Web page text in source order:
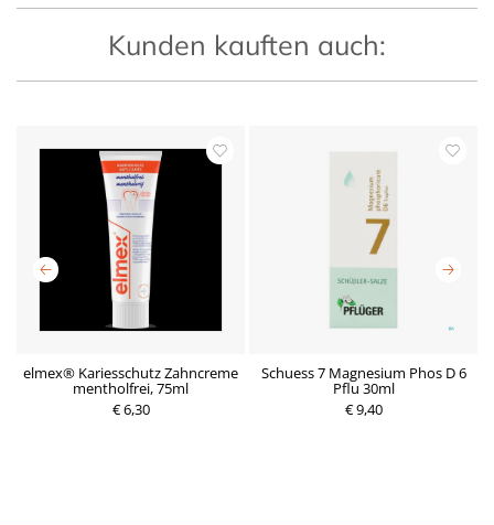
Kunden kauften auch:
elmex® Kariesschutz Zahncreme
mentholfrei, 75ml
€ 6,30
Schuess 7 Magnesium Phos D 6
Pflu 30ml
€ 9,40
P